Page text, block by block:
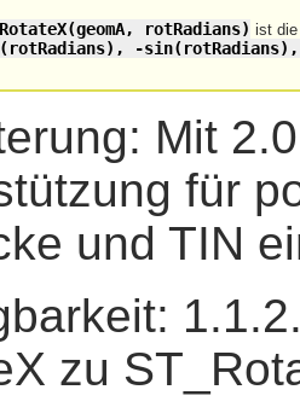
rotRadians) ist
-
Mit
für
und TIN
zu